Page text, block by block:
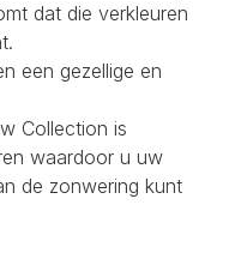
dat die verkleuren
een gezellige en
Collection is
waardoor u uw
de zonwering kunt